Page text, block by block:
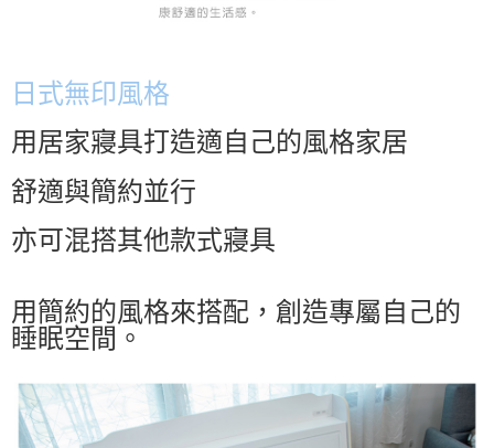
日式無印風格
用居家寢具打造適自己的風格家居
舒適與簡約並行
亦可混搭其他款式寢具
用簡約的風格來搭配，創造專屬自己的
睡眠空間。